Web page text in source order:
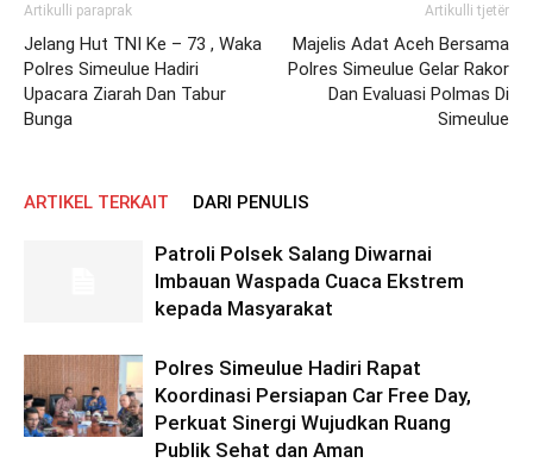
Artikulli paraprak
Jelang Hut TNI Ke – 73 , Waka
Polres Simeulue Hadiri
Upacara Ziarah Dan Tabur
Bunga
Artikulli tjetër
Majelis Adat Aceh Bersama
Polres Simeulue Gelar Rakor
Dan Evaluasi Polmas Di
Simeulue
ARTIKEL TERKAIT DARI PENULIS
Patroli Polsek Salang Diwarnai
Imbauan Waspada Cuaca Ekstrem
kepada Masyarakat
Polres Simeulue Hadiri Rapat
Koordinasi Persiapan Car Free Day,
Perkuat Sinergi Wujudkan Ruang
Publik Sehat dan Aman